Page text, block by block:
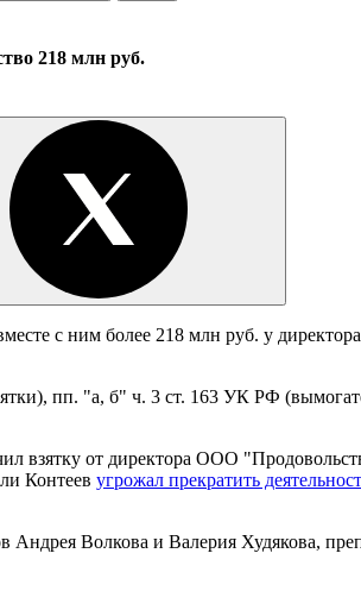
218 млн руб.
с ним более 218 млн руб. у
пп. "а, б" ч. 3 ст. 163 УК РФ
взятку от директора ООО
Контеев угрожал прекратить
Андрея Волкова и Валерия Худякова,